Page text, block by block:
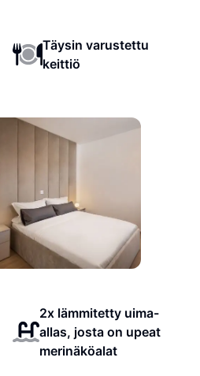
Täysin varustettu
keittiö
2x lämmitetty uima-
allas, josta on upeat
merinäköalat